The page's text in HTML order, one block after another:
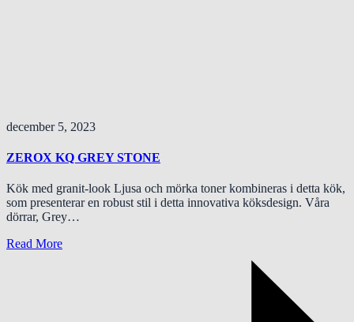
december 5, 2023
ZEROX KQ GREY STONE
Kök med granit-look Ljusa och mörka toner kombineras i detta kök,
som presenterar en robust stil i detta innovativa köksdesign. Våra
dörrar, Grey…
Read More